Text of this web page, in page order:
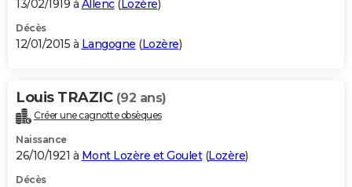
13/02/1919 à Allenc( Lozère)
Décès
12/01/2015 à Langogne (Lozère)
Louis TRAZIC (92 ans)
Créer une cagnotte obsèques
Naissance
26/10/1921 à Mont Lozère et Goulet(Lozère)
Décès